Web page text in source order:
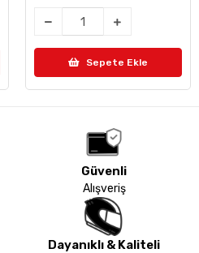
Sepete Ekle
Güvenli
Alışveriş
Dayanıklı & Kaliteli